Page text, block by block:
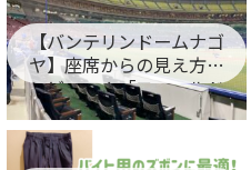
【バンテリンドームナゴ
ヤ】座席からの見え方を
レビュー！「フィールド
シート編」